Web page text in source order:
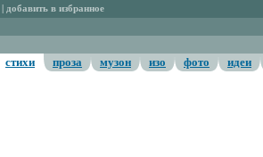
добавить в избранное
стихи проза музон изо фото идеи